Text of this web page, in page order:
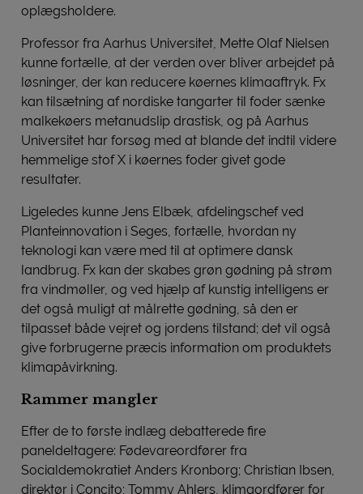
oplægsholdere.
Professor fra Aarhus Universitet, Mette Olaf Nielsen
kunne fortælle, at der verden over bliver arbejdet på
løsninger, der kan reducere køernes klimaaftryk. Fx
kan tilsætning af nordiske tangarter til foder sænke
malkekøers metanudslip drastisk, og på Aarhus
Universitet har forsøg med at blande det indtil videre
hemmelige stof X i køernes foder givet gode
resultater.
Ligeledes kunne Jens Elbæk, afdelingschef ved
Planteinnovation i Seges, fortælle, hvordan ny
teknologi kan være med til at optimere dansk
landbrug. Fx kan der skabes grøn gødning på strøm
fra vindmøller, og ved hjælp af kunstig intelligens er
det også muligt at målrette gødning, så den er
tilpasset både vejret og jordens tilstand; det vil også
give forbrugerne præcis information om produktets
klimapåvirkning.
Rammer mangler
Efter de to første indlæg debatterede fire
paneldeltagere: Fødevareordfører fra
Socialdemokratiet Anders Kronborg; Christian Ibsen,
direktør i Concito; Tommy Ahlers, klimaordfører for